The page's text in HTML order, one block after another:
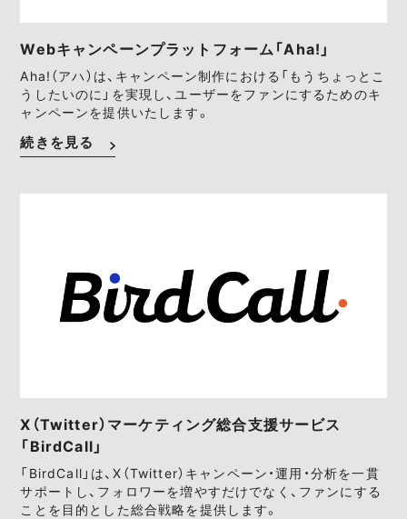
Webキャンペーンプラットフォーム「Aha!」
Aha!（アハ）は、キャンペーン制作における「もうちょっとこ
うしたいのに」を実現し、ユーザーをファンにするためのキ
ャンペーンを提供いたします。
続きを見る
X（Twitter）マーケティング総合支援サービス
「BirdCall」
「BirdCall」は、X（Twitter）キャンペーン・運用・分析を一貫
サポートし、フォロワーを増やすだけでなく、ファンにする
ことを目的とした総合戦略を提供します。